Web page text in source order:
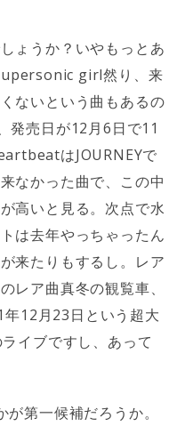
ょうか？いやもっとあ
girl然り、来
ないという曲もあるの
発売日が12月6日で11
はJOURNEYで
なかった曲で、この中
高いと見る。次点で水
は去年やっちゃったん
来たりもするし。レア
レア曲真冬の観覧車、
12月23日という超大
イブですし、あって
第一候補だろうか。